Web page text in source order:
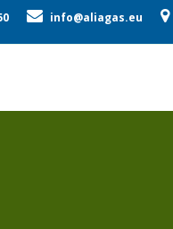
info@aliagas.eu
ΠΡΟΪΌΝΤΑ